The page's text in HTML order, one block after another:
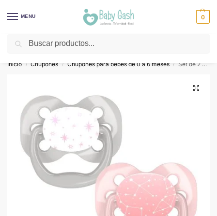
MENU 0
¡Descuentos todos los días! ⚡ Baby Gash
Inicio / Chupones / Chupones para bebés de 0 a 6 meses / Set de 2 Chupones de 0-6M ADVANTAGE ROSA CONEST